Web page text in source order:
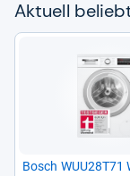
Aktu­ell
Bosch